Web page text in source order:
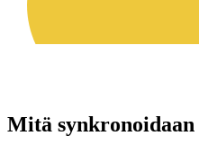
Mitä synkronoidaan